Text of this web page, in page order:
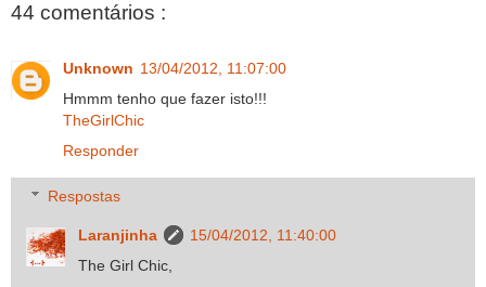
44 comentários :
Unknown 13/04/2012, 11:07:00
Hmmm tenho que fazer isto!!!
TheGirlChic
Responder
Respostas
Laranjinha
15/04/2012, 11:40:00
The Girl Chic,